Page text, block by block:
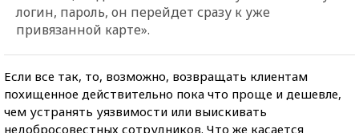
логин, пароль, он перейдет сразу к уже
привязанной карте».
Если все так, то, возможно, возвращать клиентам
похищенное действительно пока что проще и дешевле,
чем устранять уязвимости или выискивать
недобросовестных сотрудников. Что же касается